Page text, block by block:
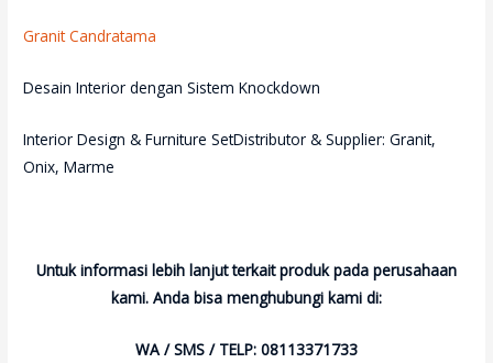
Granit Candratama
Desain Interior dengan Sistem Knockdown
Interior Design & Furniture SetDistributor & Supplier: Granit,
Onix, Marme
Untuk informasi lebih lanjut terkait produk pada perusahaan
kami. Anda bisa menghubungi kami di:
WA / SMS / TELP: 08113371733